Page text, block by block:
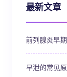
最新文章
前列腺炎早
早泄的常见